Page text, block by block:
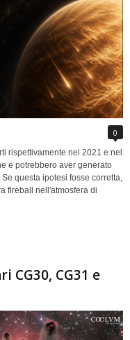
0
rispettivamente nel 2021 e nel
e potrebbero aver generato
questa ipotesi fosse corretta,
fireball nell'atmosfera di
CG30, CG31 e